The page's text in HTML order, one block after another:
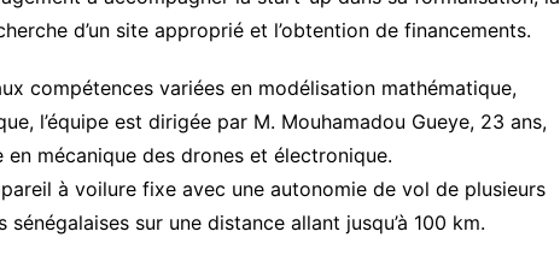
d’un site approprié et l’obtention de financements.
compétences variées en modélisation mathématique,
l’équipe est dirigée par M. Mouhamadou Gueye, 23 ans,
en mécanique des drones et électronique.
à voilure fixe avec une autonomie de vol de plusieurs
sur une distance allant jusqu’à 100 km.